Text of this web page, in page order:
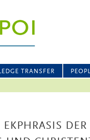
TRANSFER